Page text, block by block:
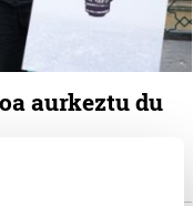
aurkeztu du